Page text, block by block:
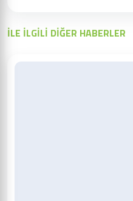
İLE İLGİLİ DİĞER HABERLER